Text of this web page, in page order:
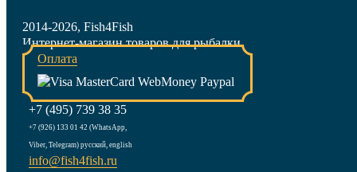
2014-2026, Fish4Fish
Интернет-магазин товаров для рыбалки
Оплата
+7 (495) 739 38 35
+7 (926) 133 01 42 (WhatsApp,
Viber, Telegram) русский, english
info@fish4fish.ru